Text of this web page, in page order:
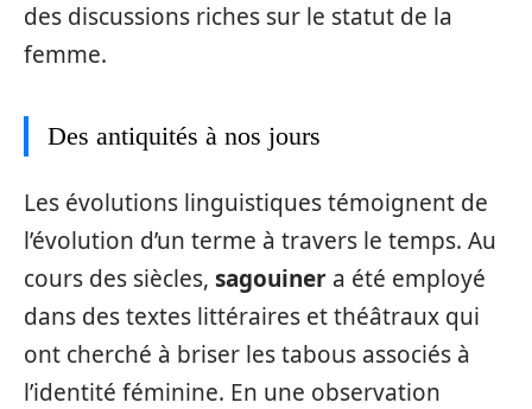
des discussions riches sur le statut de la
femme.
Des antiquités à nos jours
Les évolutions linguistiques témoignent de
l’évolution d’un terme à travers le temps. Au
cours des siècles, sagouiner a été employé
dans des textes littéraires et théâtraux qui
ont cherché à briser les tabous associés à
l’identité féminine. En une observation